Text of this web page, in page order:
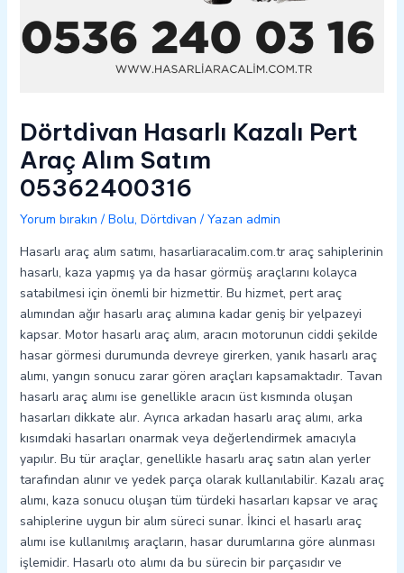
Dörtdivan Hasarlı Kazalı Pert
Araç Alım Satım
05362400316
Yorum bırakın / Bolu, Dörtdivan / Yazan admin
Hasarlı araç alım satımı, hasarliaracalim.com.tr araç sahiplerinin
hasarlı, kaza yapmış ya da hasar görmüş araçlarını kolayca
satabilmesi için önemli bir hizmettir. Bu hizmet, pert araç
alımından ağır hasarlı araç alımına kadar geniş bir yelpazeyi
kapsar. Motor hasarlı araç alım, aracın motorunun ciddi şekilde
hasar görmesi durumunda devreye girerken, yanık hasarlı araç
alımı, yangın sonucu zarar gören araçları kapsamaktadır. Tavan
hasarlı araç alımı ise genellikle aracın üst kısmında oluşan
hasarları dikkate alır. Ayrıca arkadan hasarlı araç alımı, arka
kısımdaki hasarları onarmak veya değerlendirmek amacıyla
yapılır. Bu tür araçlar, genellikle hasarlı araç satın alan yerler
tarafından alınır ve yedek parça olarak kullanılabilir. Kazalı araç
alımı, kaza sonucu oluşan tüm türdeki hasarları kapsar ve araç
sahiplerine uygun bir alım süreci sunar. İkinci el hasarlı araç
alımı ise kullanılmış araçların, hasar durumlarına göre alınması
işlemidir. Hasarlı oto alımı da bu sürecin bir parçasıdır ve